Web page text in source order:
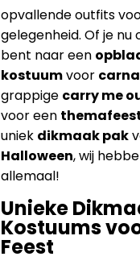
opvallende outfits
gelegenheid. Of je nu
bent naar een
kostuumvoor
grappige carry me
voor een
uniek dikmaak pak
Halloween, wij
allemaal!
Unieke
Kostuums
Feest